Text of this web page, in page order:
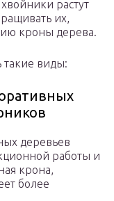
растут
их,
кроны дерева.
такие виды:
деревьев
работы и
крона,
более